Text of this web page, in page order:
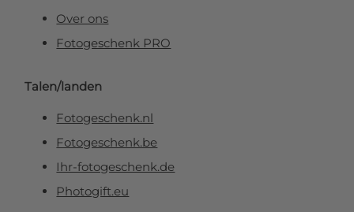
Over ons
Fotogeschenk PRO
Talen/landen
Fotogeschenk.nl
Fotogeschenk.be
Ihr-fotogeschenk.de
Photogift.eu